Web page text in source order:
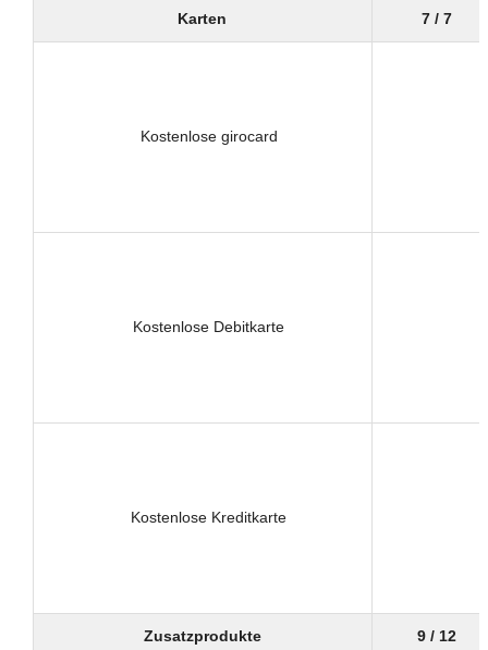
Karten 7 / 7
Kostenlose girocard
Kostenlose Debitkarte
Kostenlose Kreditkarte
Zusatzprodukte 9 / 12